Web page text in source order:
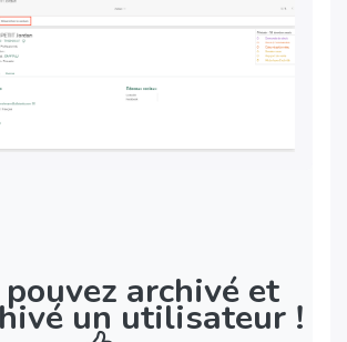
archivé et
un utilisateur !